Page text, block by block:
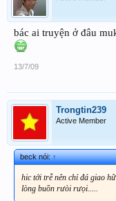
bác ai truyện ở đâu
13/7/09
Trongtin239
Active Member
beck nói:↑
hic tới trễ nên chỉ đá giao
lòng buồn rưòi rưọi.....